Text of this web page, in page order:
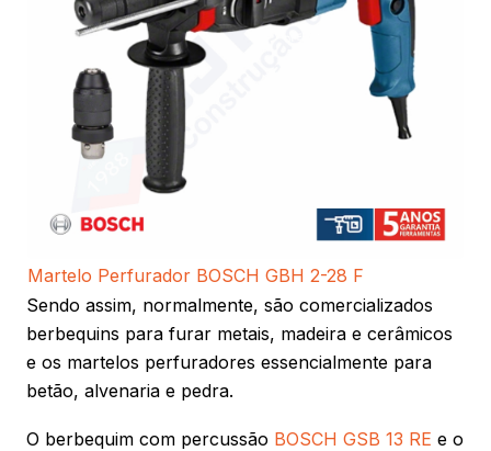
Martelo Perfurador BOSCH GBH 2-28 F
Sendo assim, normalmente, são comercializados
berbequins para furar metais, madeira e cerâmicos
e os martelos perfuradores essencialmente para
betão, alvenaria e pedra.
O berbequim com percussão BOSCH GSB 13 RE e o